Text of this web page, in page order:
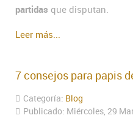
partidas que disputan.
Leer más...
7 consejos para papis
Categoría: Blog
Publicado: Miércoles, 29